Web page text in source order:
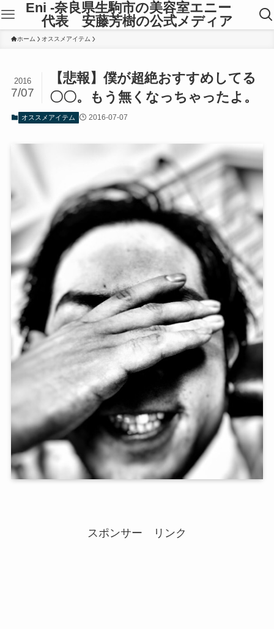
Eni -奈良県生駒市の美容室エニー
代表 安藤芳樹の公式メディア
ホーム オススメアイテム
【悲報】僕が超絶おすすめしてる
〇〇。もう無くなっちゃったよ。
2016
7/07
オススメアイテム 2016-07-07
スポンサー リンク